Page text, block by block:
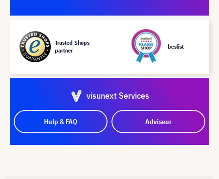
Trusted Shops
partner
beslist
visunext Services
Hulp & FAQ Adviseur